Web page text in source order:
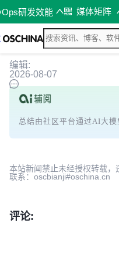
研发效能 媒体矩阵
编辑:
2026-08-07
总结由社区平台通过AI大模
本站新闻禁止未经授权转载
联系：oscbianji#oschina.cn
评论: